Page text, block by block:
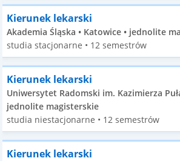
Kierunek lekarski
Akademia Śląska • Katowice • jednolite
studia stacjonarne • 12 semestrów
Kierunek lekarski
Uniwersytet Radomski im. Kazimierza
jednolite magisterskie
studia niestacjonarne • 12 semestrów
Kierunek lekarski